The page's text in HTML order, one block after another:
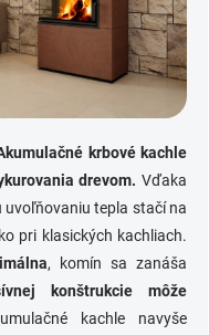
krbové kachle
drevom. Vďaka
tepla stačí na
pri klasických kachliach.
, komín sa zanáša
konštrukcie môže
kachle navyše